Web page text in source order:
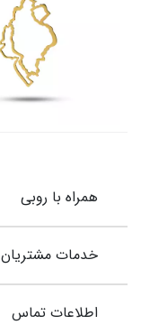
همراه با روبی
خدمات مشتریان
اطلاعات تماس